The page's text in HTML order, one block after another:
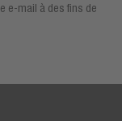
e-mail à des fins de